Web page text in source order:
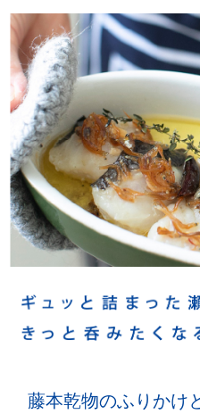
藤本乾物のふりかけ